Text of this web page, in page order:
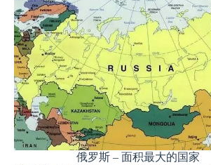
俄罗斯 – 面积最大的国家